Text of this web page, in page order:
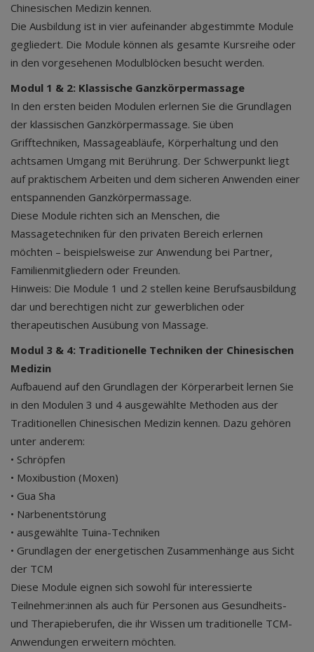
Chinesischen Medizin kennen.
Die Ausbildung ist in vier aufeinander abgestimmte Module
gegliedert. Die Module können als gesamte Kursreihe oder
in den vorgesehenen Modulblöcken besucht werden.
Modul 1 & 2: Klassische Ganzkörpermassage
In den ersten beiden Modulen erlernen Sie die Grundlagen
der klassischen Ganzkörpermassage. Sie üben
Grifftechniken, Massageabläufe, Körperhaltung und den
achtsamen Umgang mit Berührung. Der Schwerpunkt liegt
auf praktischem Arbeiten und dem sicheren Anwenden einer
entspannenden Ganzkörpermassage.
Diese Module richten sich an Menschen, die
Massagetechniken für den privaten Bereich erlernen
möchten – beispielsweise zur Anwendung bei Partner,
Familienmitgliedern oder Freunden.
Hinweis: Die Module 1 und 2 stellen keine Berufsausbildung
dar und berechtigen nicht zur gewerblichen oder
therapeutischen Ausübung von Massage.
Modul 3 & 4: Traditionelle Techniken der Chinesischen
Medizin
Aufbauend auf den Grundlagen der Körperarbeit lernen Sie
in den Modulen 3 und 4 ausgewählte Methoden aus der
Traditionellen Chinesischen Medizin kennen. Dazu gehören
unter anderem:
• Schröpfen
• Moxibustion (Moxen)
• Gua Sha
• Narbenentstörung
• ausgewählte Tuina-Techniken
• Grundlagen der energetischen Zusammenhänge aus Sicht
der TCM
Diese Module eignen sich sowohl für interessierte
Teilnehmer:innen als auch für Personen aus Gesundheits-
und Therapieberufen, die ihr Wissen um traditionelle TCM-
Anwendungen erweitern möchten.